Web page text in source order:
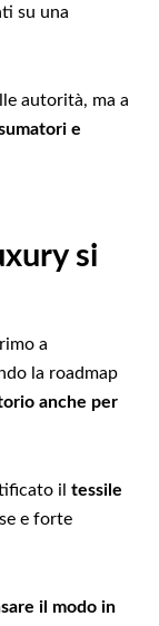
su una
autorità, ma a
e
si
a
la roadmap
anche per
il tessile
e forte
il modo in